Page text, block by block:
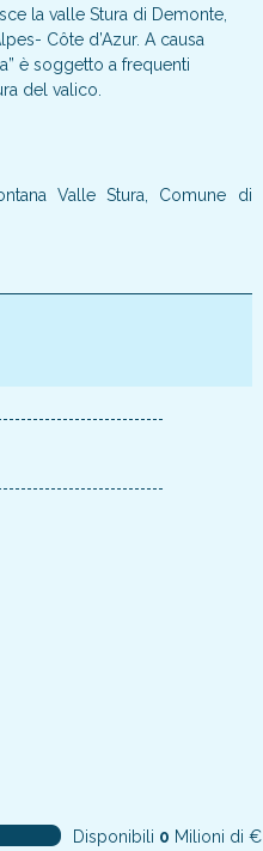
la valle Stura di Demonte,
Côte d’Azur. A causa
è soggetto a frequenti
del valico.
Valle Stura, Comune di
Disponibili 0 Milioni di €